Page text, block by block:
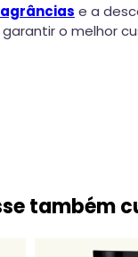
e a
o melhor
também